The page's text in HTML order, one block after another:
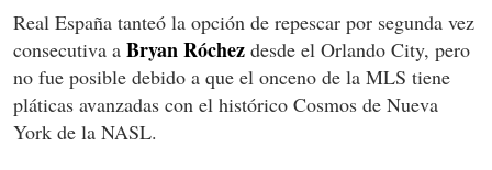
Real España tanteó la opción de repescar por segunda vez
consecutiva a Bryan Róchez desde el Orlando City, pero
no fue posible debido a que el onceno de la MLS tiene
pláticas avanzadas con el histórico Cosmos de Nueva
York de la NASL.